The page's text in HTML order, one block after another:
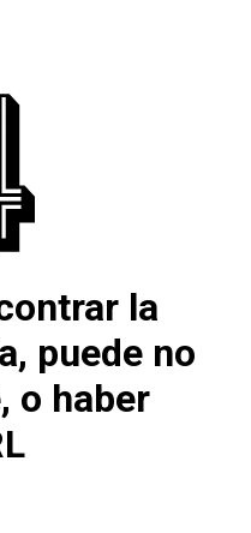
la
puede no
o haber